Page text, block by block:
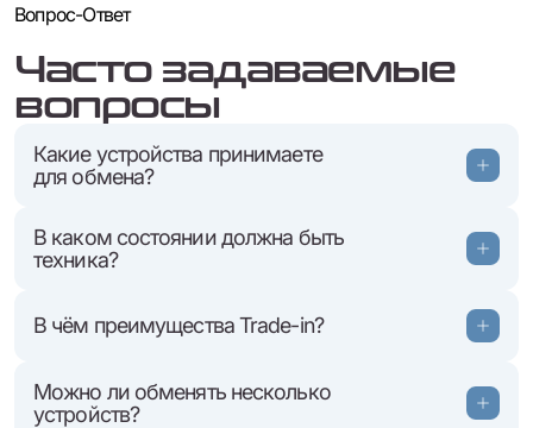
Вопрос-Ответ
Часто задаваемые
вопросы
Какие устройства принимаете
для обмена?
В каком состоянии должна быть
техника?
В чём преимущества Trade-in?
Можно ли обменять несколько
устройств?